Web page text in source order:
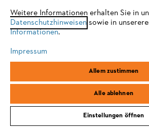
E-Mail-Adresse
Jetzt 10 € Gutschein
eine optimale Nutzung unserer Seite
einem der folgenden Browser zu wechseln:
Firefox
Weitere Informationen erhalten Sie in
Datenschutzhinweisensowie in
Informationen.
Impressum
Allem zustimmen
Alle ablehnen
Einstellungen öffnen